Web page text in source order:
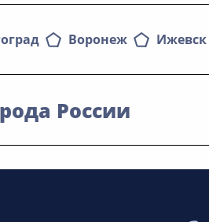
Воронеж Ижевск
России